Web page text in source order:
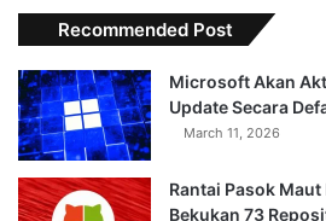
Recommended Post
Microsoft Akan
Update Secara
March 11, 2026
Rantai Pasok
Bekukan 73